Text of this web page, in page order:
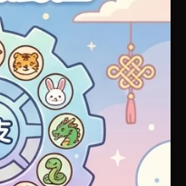
曆法計算，轉
到干支，例如
二條經絡。根